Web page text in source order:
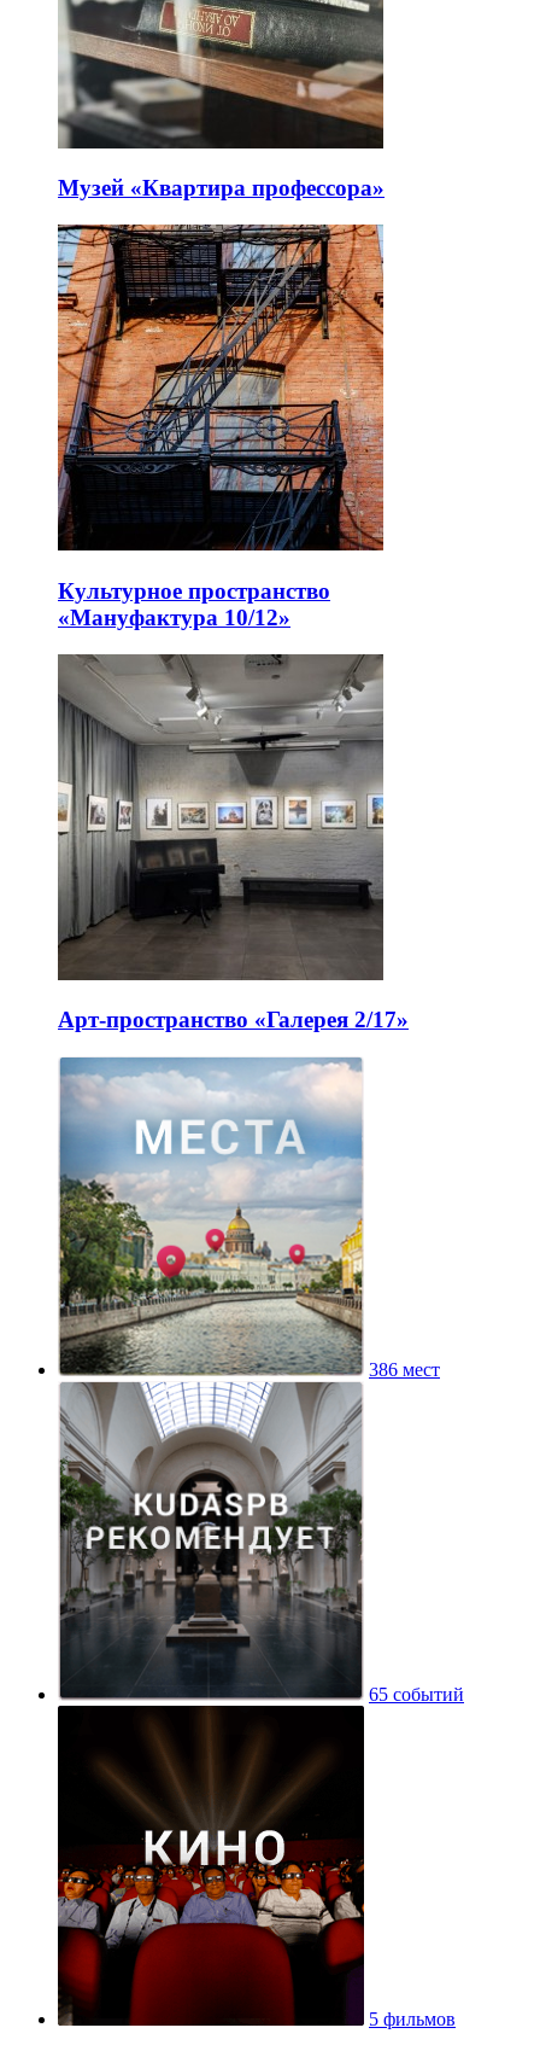
Музей «Квартира профессора»
Культурное пространство
«Мануфактура 10/12»
Арт-пространство «Галерея 2/17»
386 мест
65 событий
5 фильмов